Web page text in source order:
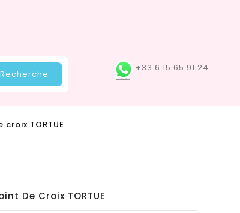
+33 6 15 65 91 24
Recherche
TORTUE
De Croix TORTUE